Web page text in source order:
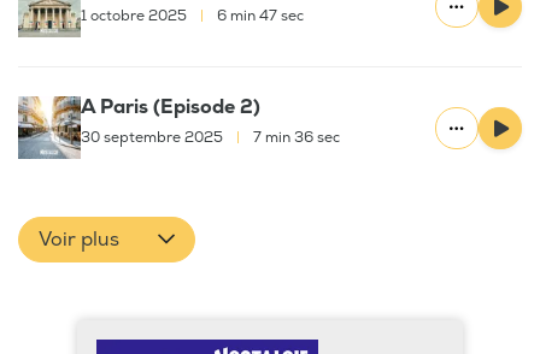
1 octobre 2025 6 min 47 sec
A Paris (Episode 2)
30 septembre 2025 7 min 36 sec
Voir plus